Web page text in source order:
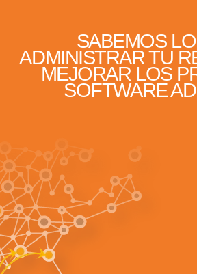
SABEMOS
ADMINISTRAR TU
MEJORAR LOS
SOFTWARE